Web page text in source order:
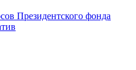
Президентского фонда